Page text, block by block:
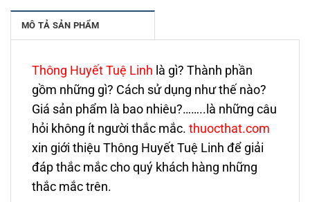
MÔ TẢ SẢN PHẨM
Thông Huyết Tuệ Linh là gì? Thành phần
gồm những gì? Cách sử dụng như thế nào?
Giá sản phẩm là bao nhiêu?……..là những câu
hỏi không ít người thắc mắc. thuocthat.com
xin giới thiệu Thông Huyết Tuệ Linh để giải
đáp thắc mắc cho quý khách hàng những
thắc mắc trên.